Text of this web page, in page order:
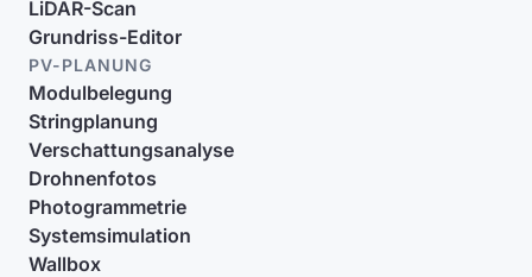
LiDAR-Scan
Grundriss-Editor
PV-PLANUNG
Modulbelegung
Stringplanung
Verschattungsanalyse
Drohnenfotos
Photogrammetrie
Systemsimulation
Wallbox